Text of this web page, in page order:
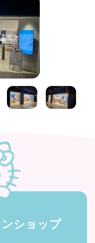
ショップ